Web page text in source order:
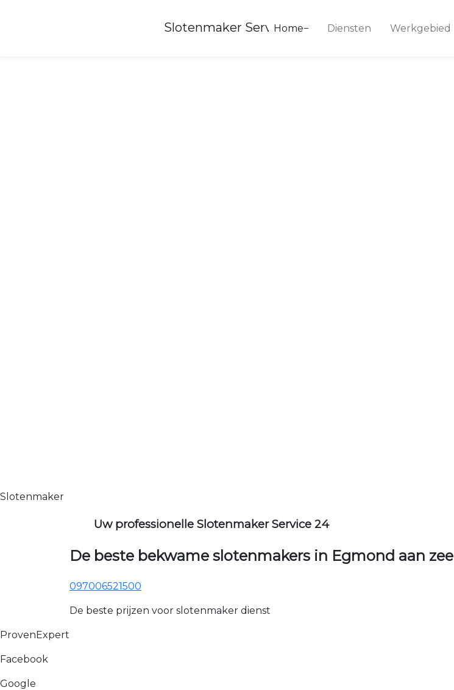
Slotenmaker Service 24
Home Diensten Werkgebied
Slotenmaker
Uw professionelle Slotenmaker Service 24
De beste bekwame slotenmakers in Egmond aan zee
097006521500
De beste prijzen voor slotenmaker dienst
ProvenExpert
Facebook
Google